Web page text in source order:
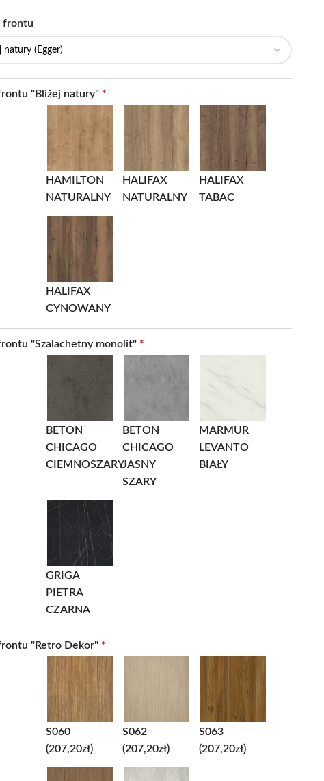
frontu
"Bliżej natury" *
HAMILTON
NATURALNY
HALIFAX
NATURALNY
HALIFAX
TABAC
HALIFAX
CYNOWANY
"Szalachetny monolit" *
BETON
CHICAGO
CIEMNOSZARY
BETON
CHICAGO
JASNY
SZARY
MARMUR
LEVANTO
BIAŁY
GRIGA
PIETRA
CZARNA
"Retro Dekor" *
S060
(207,20zł)
S062
(207,20zł)
S063
(207,20zł)